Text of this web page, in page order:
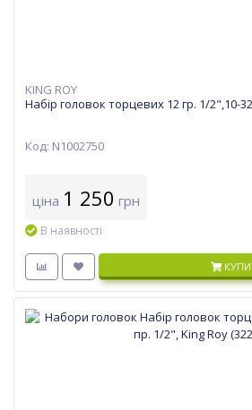
KING ROY
Набір головок торцевих 12 гр. 1/2",10-
Код: N1002750
ціна 1 250 грн
В наявності